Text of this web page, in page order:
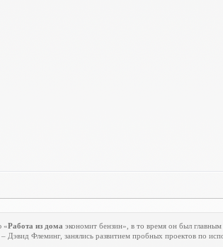
«Работа из дома экономит бензин», в то время он был
Дэвид Флеминг, занялись развитием пробных проектов по